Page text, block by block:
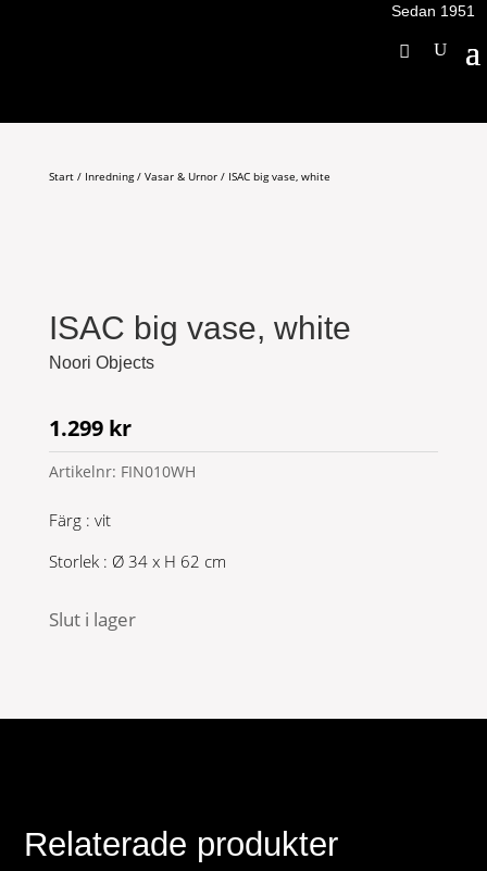
Sedan 1951
Start/ Inredning/ Vasar & Urnor/ ISAC big vase, white
ISAC big vase, white
Noori Objects
1.299 kr
Artikelnr: FIN010WH
Färg : vit
Storlek : Ø 34 x H 62 cm
Slut i lager
Relaterade produkter